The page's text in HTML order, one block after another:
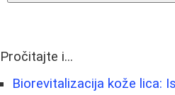
Pročitajte i...
Biorevitalizacija kože lica: